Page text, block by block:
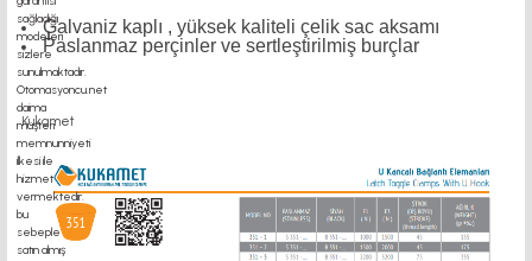
Galvaniz kaplı , yüksek kaliteli çelik sac aksamı
Paslanmaz perçinler ve sertleştirilmiş burçlar
Kukamet